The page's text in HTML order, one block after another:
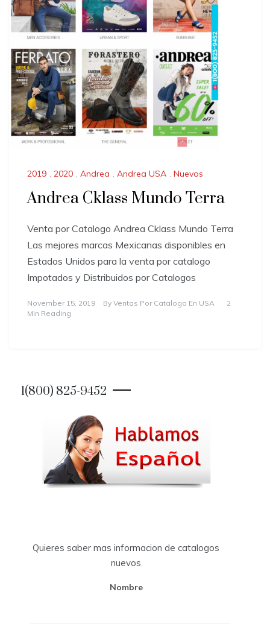
2019 , 2020 , Andrea , Andrea USA , Nuevos
Andrea Cklass Mundo Terra
Venta por Catalogo Andrea Cklass Mundo Terra
Las mejores marcas Mexicanas disponibles en
Estados Unidos para la venta por catalogo
Impotados y Distribuidos por Catalogos
November 15, 2019 By Ventas Por Catalogo En USA
2
Min Reading
1(800) 825-9452
Quieres saber mas informacion de catalogos
nuevos
Nombre